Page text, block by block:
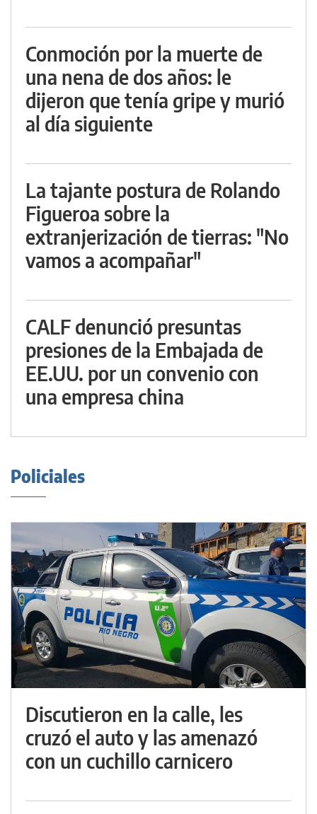
Conmoción por la muerte de
una nena de dos años: le
dijeron que tenía gripe y murió
al día siguiente
La tajante postura de Rolando
Figueroa sobre la
extranjerización de tierras: "No
vamos a acompañar"
CALF denunció presuntas
presiones de la Embajada de
EE.UU. por un convenio con
una empresa china
Policiales
Discutieron en la calle, les
cruzó el auto y las amenazó
con un cuchillo carnicero